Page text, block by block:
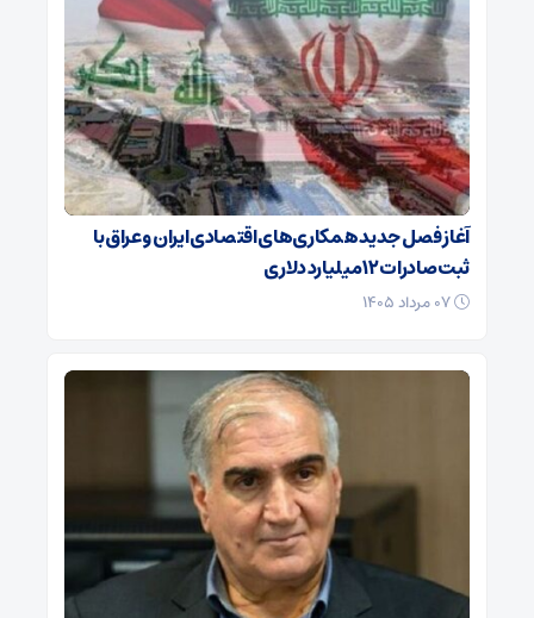
آغاز فصل جدید همکاری‌های اقتصادی ایران و عراق با
ثبت صادرات ۱۲ میلیارد دلاری